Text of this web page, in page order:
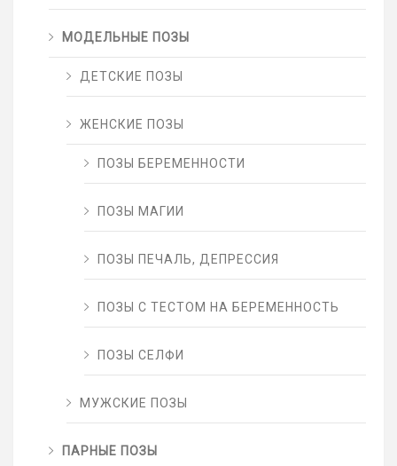
МОДЕЛЬНЫЕ ПОЗЫ
ДЕТСКИЕ ПОЗЫ
ЖЕНСКИЕ ПОЗЫ
ПОЗЫ БЕРЕМЕННОСТИ
ПОЗЫ МАГИИ
ПОЗЫ ПЕЧАЛЬ, ДЕПРЕССИЯ
ПОЗЫ С ТЕСТОМ НА БЕРЕМЕННОСТЬ
ПОЗЫ СЕЛФИ
МУЖСКИЕ ПОЗЫ
ПАРНЫЕ ПОЗЫ